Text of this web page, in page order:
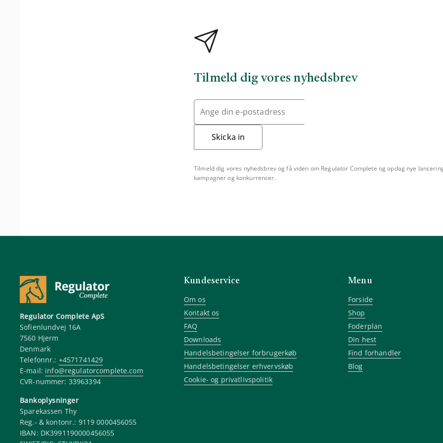
Tilmeld dig vores nyhedsbrev
Skicka in
Tilmeld dig vores nyhedsbrev og få viden om Regulator Complete og opdag nye
kampagner og konkurrencer.
Regulator Complete ApS
Sofienlundvej 16A
7560 Hjerm
Denmark
Telefonnr.: +4571741429
E-mail: info@regulatorcomplete.com
CVR-nummer: 33963394
Bankoplysninger
Sparekassen Thy
Reg.- & kontonr.: 9119 0000456055
IBAN: DK3991190000456055
Kundeservice
Om os
Kontakt os
FAQ
Downloads
Handelsbetingelser forbrugerkøb
Handelsbetingelser erhvervskøb
Cookie- og privatlivspolitik
Menu
Forside
Shop
Foderplan
Din hest
Find forhandler
Blog